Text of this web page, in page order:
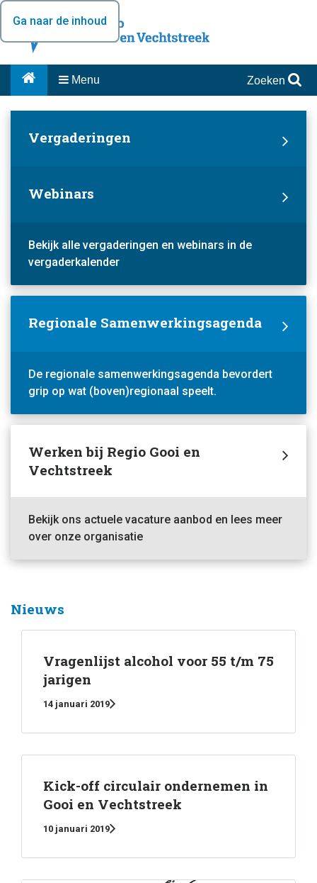
Ga naar de inhoud
Menu Zoeken
Vergaderingen
Webinars
Bekijk alle vergaderingen en webinars in de
vergaderkalender
Regionale Samenwerkingsagenda
De regionale samenwerkingsagenda bevordert
grip op wat (boven)regionaal speelt.
Werken bij Regio Gooi en
Vechtstreek
Bekijk ons actuele vacature aanbod en lees meer
over onze organisatie
Nieuws
Vragenlijst alcohol voor 55 t/m 75
jarigen
14 januari 2019
Kick-off circulair ondernemen in
Gooi en Vechtstreek
10 januari 2019